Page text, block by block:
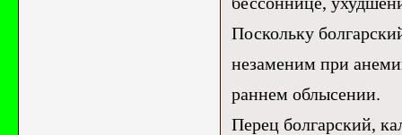
Поскольку
незаменим при
раннем облысении.
Перец болгарский,